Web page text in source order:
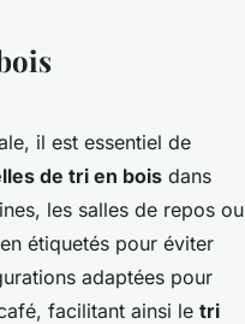
il est essentiel de
de tri en bois dans
les salles de repos ou
étiquetés pour éviter
adaptées pour
facilitant ainsi le tri